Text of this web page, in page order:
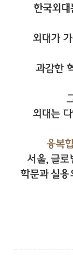
한국외
외대가
과감한
외대는
융복
서울, 글로
학문과 실용